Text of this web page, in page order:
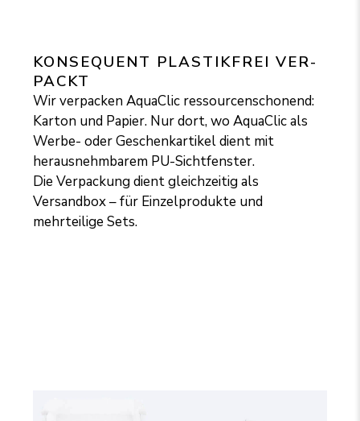
KON­SE­QUENT PLAS­TIK­FREI VER­
PACKT
Wir verpacken AquaClic ressourcenschonend:
Karton und Papier. Nur dort, wo AquaClic als
Werbe- oder Geschenkartikel dient mit
herausnehmbarem PU-Sichtfenster.
Die Verpackung dient gleichzeitig als
Versandbox – für Einzelprodukte und
mehrteilige Sets.